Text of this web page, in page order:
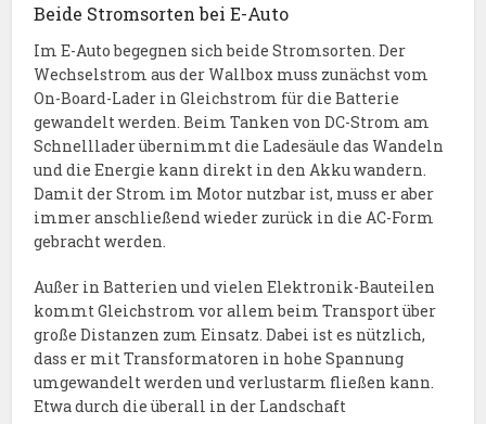
Beide Stromsorten bei E-Auto
Im E-Auto begegnen sich beide Stromsorten. Der
Wechselstrom aus der Wallbox muss zunächst vom
On-Board-Lader in Gleichstrom für die Batterie
gewandelt werden. Beim Tanken von DC-Strom am
Schnelllader übernimmt die Ladesäule das Wandeln
und die Energie kann direkt in den Akku wandern.
Damit der Strom im Motor nutzbar ist, muss er aber
immer anschließend wieder zurück in die AC-Form
gebracht werden.
Außer in Batterien und vielen Elektronik-Bauteilen
kommt Gleichstrom vor allem beim Transport über
große Distanzen zum Einsatz. Dabei ist es nützlich,
dass er mit Transformatoren in hohe Spannung
umgewandelt werden und verlustarm fließen kann.
Etwa durch die überall in der Landschaft